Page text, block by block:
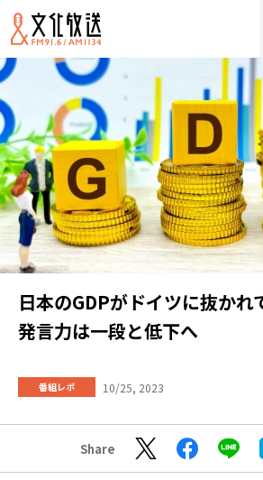
日本のGDPがドイツに抜かれ
発言力は一段と低下へ
番組レポ 10/25, 2023
Share